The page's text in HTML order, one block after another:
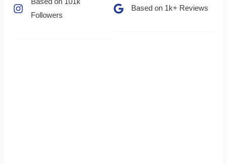
Followers​
Based on 1k+ Reviews​